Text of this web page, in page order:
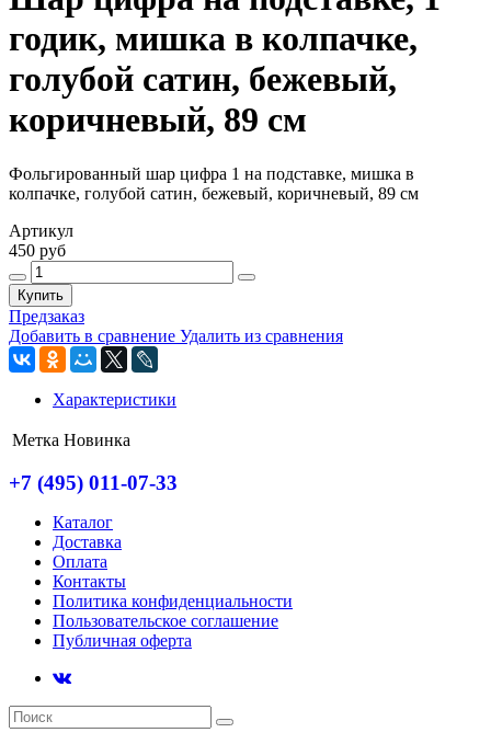
годик, мишка в колпачке,
голубой сатин, бежевый,
коричневый, 89 см
Фольгированный шар цифра 1 на подставке, мишка в
колпачке, голубой сатин, бежевый, коричневый, 89 см
Артикул
450 руб
Купить
Предзаказ
Добавить в сравнение Удалить из сравнения
Характеристики
Метка Новинка
+7 (495) 011-07-33
Каталог
Доставка
Оплата
Контакты
Политика конфиденциальности
Пользовательское соглашение
Публичная оферта